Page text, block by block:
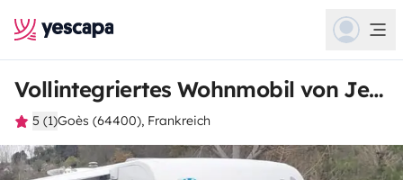
Vollintegriertes Wohnmobil von Jean-frederic
5 (1)Goès (64400), Frankreich